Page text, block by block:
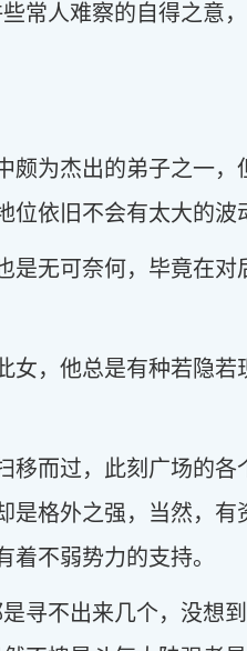
常人难察的自得之意
颇为杰出的弟子之一，
依旧不会有太大的波
无可奈何，毕竟在对
女，他总是有种若隐若
移而过，此刻广场的各
是格外之强，当然，有
不弱势力的支持。
寻不出来几个，没想